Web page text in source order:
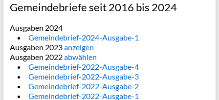
Gemeindebriefe seit 2016 bis 2024
Ausgaben 2024
Gemeindebrief-2024-Ausgabe-1
Ausgaben 2023anzeigen
Ausgaben 2022abwählen
Gemeindebrief-2022-Ausgabe-4
Gemeindebrief-2022-Ausgabe-3
Gemeindebrief-2022-Ausgabe-2
Gemeindebrief-2022-Ausgabe-1